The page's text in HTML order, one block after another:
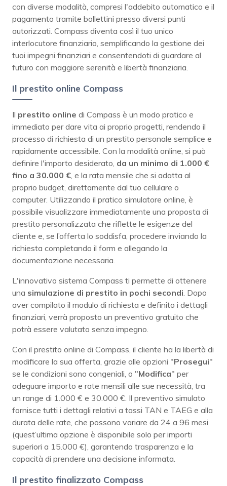
con diverse modalità, compresi l'addebito automatico e il
pagamento tramite bollettini presso diversi punti
autorizzati. Compass diventa così il tuo unico
interlocutore finanziario, semplificando la gestione dei
tuoi impegni finanziari e consentendoti di guardare al
futuro con maggiore serenità e libertà finanziaria.
Il prestito online Compass
Il prestito online di Compass è un modo pratico e
immediato per dare vita ai proprio progetti, rendendo il
processo di richiesta di un prestito personale semplice e
rapidamente accessibile. Con la modalità online, si può
definire l'importo desiderato, da un minimo di 1.000 €
fino a 30.000 €, e la rata mensile che si adatta al
proprio budget, direttamente dal tuo cellulare o
computer. Utilizzando il pratico simulatore online, è
possibile visualizzare immediatamente una proposta di
prestito personalizzata che riflette le esigenze del
cliente e, se l’offerta lo soddisfa, procedere inviando la
richiesta completando il form e allegando la
documentazione necessaria.
L'innovativo sistema Compass ti permette di ottenere
una simulazione di prestito in pochi secondi. Dopo
aver compilato il modulo di richiesta e definito i dettagli
finanziari, verrà proposto un preventivo gratuito che
potrà essere valutato senza impegno.
Con il prestito online di Compass, il cliente ha la libertà di
modificare la sua offerta, grazie alle opzioni "Prosegui"
se le condizioni sono congeniali, o "Modifica" per
adeguare importo e rate mensili alle sue necessità, tra
un range di 1.000 € e 30.000 €. Il preventivo simulato
fornisce tutti i dettagli relativi a tassi TAN e TAEG e alla
durata delle rate, che possono variare da 24 a 96 mesi
(quest’ultima opzione è disponibile solo per importi
superiori a 15.000 €), garantendo trasparenza e la
capacità di prendere una decisione informata.
Il prestito finalizzato Compass